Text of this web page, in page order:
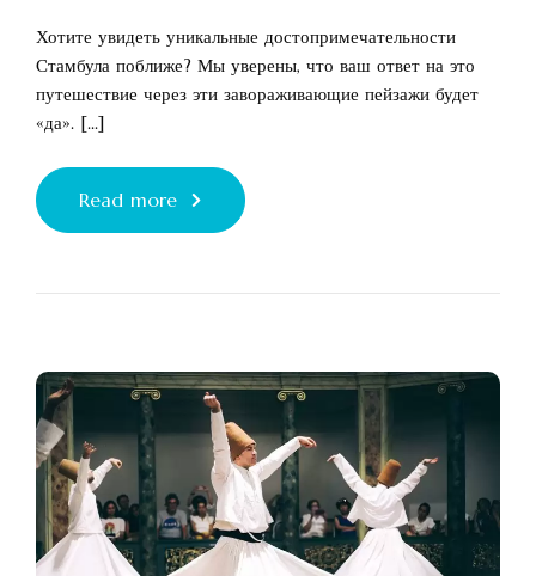
Хотите увидеть уникальные достопримечательности
Стамбула поближе? Мы уверены, что ваш ответ на это
путешествие через эти завораживающие пейзажи будет
«да». [...]
Read more